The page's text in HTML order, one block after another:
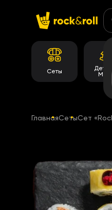
Сеты
Меню
ГлавнаяСетыСет